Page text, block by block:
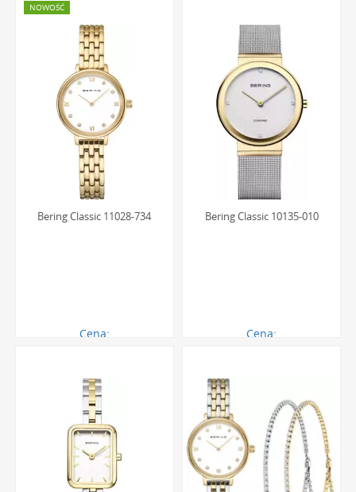
Bering Classic 11028-734
Cena:
NOWOŚĆ
Bering Classic 10135-010
Cena: